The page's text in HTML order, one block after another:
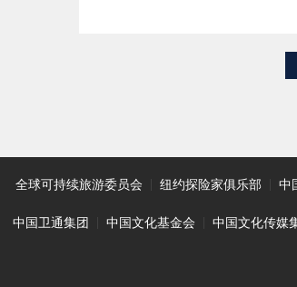
全球可持续旅游委员会 纽约探险家俱乐部 中
中国卫通集团 中国文化基金会 中国文化传媒